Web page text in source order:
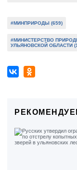
#МИНПРИРОДЫ (659)
#МИНИСТЕРСТВО
УЛЬЯНОВСКОЙ ОБЛАСТИ